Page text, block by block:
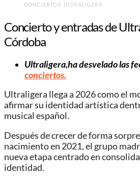
CONCIERTOS ULTRALIGERA
Concierto y entradas de
Córdoba
Ultraligera,ha desvelado las
conciertos.
Ultraligera llega a 2026 como el
afirmar su identidad artística
musical español.
Después de crecer de forma
nacimiento en 2021, el grupo
nueva etapa centrado en
identidad.